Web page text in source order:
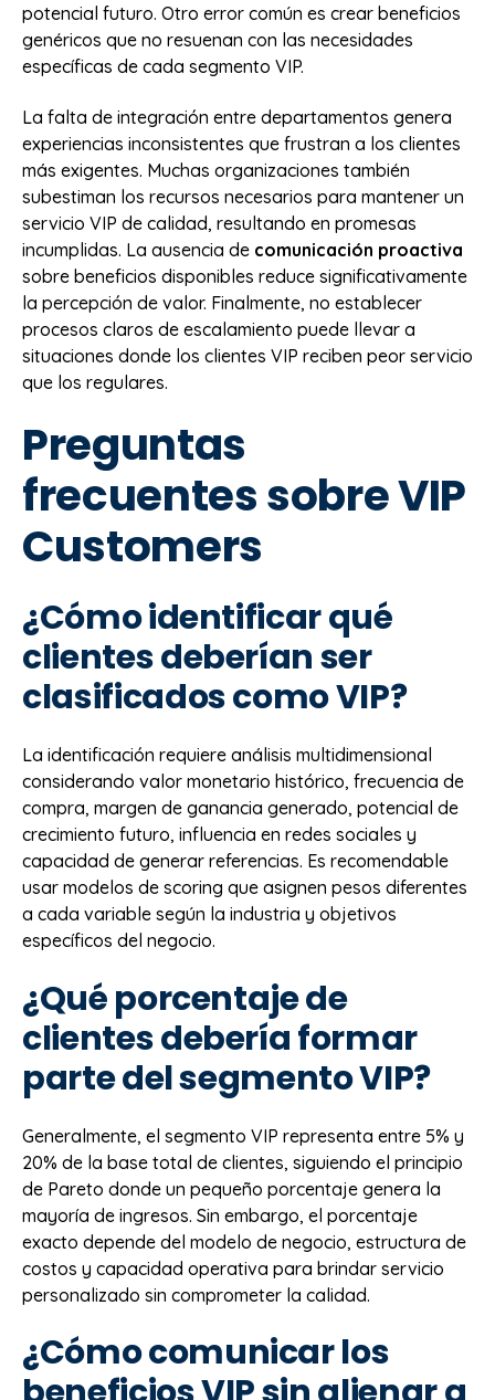
potencial futuro. Otro error común es crear beneficios
genéricos que no resuenan con las necesidades
específicas de cada segmento VIP.
La falta de integración entre departamentos genera
experiencias inconsistentes que frustran a los clientes
más exigentes. Muchas organizaciones también
subestiman los recursos necesarios para mantener un
servicio VIP de calidad, resultando en promesas
incumplidas. La ausencia de comunicación proactiva
sobre beneficios disponibles reduce significativamente
la percepción de valor. Finalmente, no establecer
procesos claros de escalamiento puede llevar a
situaciones donde los clientes VIP reciben peor servicio
que los regulares.
Preguntas
frecuentes sobre VIP
Customers
¿Cómo identificar qué
clientes deberían ser
clasificados como VIP?
La identificación requiere análisis multidimensional
considerando valor monetario histórico, frecuencia de
compra, margen de ganancia generado, potencial de
crecimiento futuro, influencia en redes sociales y
capacidad de generar referencias. Es recomendable
usar modelos de scoring que asignen pesos diferentes
a cada variable según la industria y objetivos
específicos del negocio.
¿Qué porcentaje de
clientes debería formar
parte del segmento VIP?
Generalmente, el segmento VIP representa entre 5% y
20% de la base total de clientes, siguiendo el principio
de Pareto donde un pequeño porcentaje genera la
mayoría de ingresos. Sin embargo, el porcentaje
exacto depende del modelo de negocio, estructura de
costos y capacidad operativa para brindar servicio
personalizado sin comprometer la calidad.
¿Cómo comunicar los